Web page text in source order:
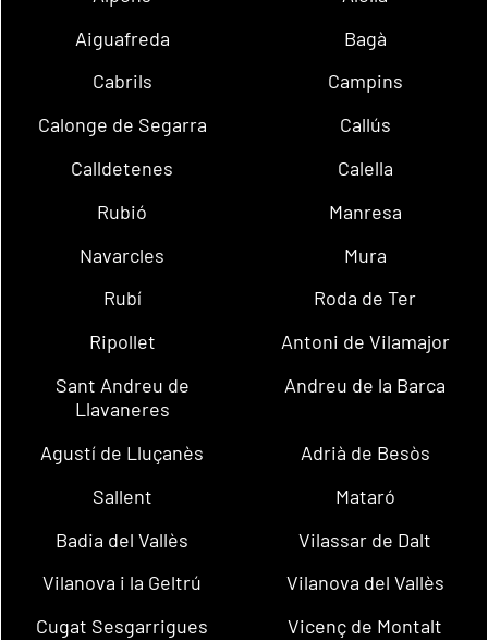
Aiguafreda
Bagà
Cabrils
Campins
Calonge de Segarra
Callús
Calldetenes
Calella
Rubió
Manresa
Navarcles
Mura
Rubí
Roda de Ter
Ripollet
Antoni de Vilamajor
Sant Andreu de
Llavaneres
Andreu de la Barca
Agustí de Lluçanès
Adrià de Besòs
Sallent
Mataró
Badia del Vallès
Vilassar de Dalt
Vilanova i la Geltrú
Vilanova del Vallès
Cugat Sesgarrigues
Vicenç de Montalt